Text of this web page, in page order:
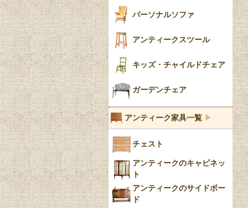
ミラー
花瓶おしゃれ
陶器の人形
キャンドルホルダー
バラスター
陶磁器の模様一覧
イマリ（IMARI）
ブルー＆ホワイト
ブルーウィローパターン
Blue）
YUAN
チンツ
パーソナルソファ
アンティークスツール
キッズ・チャイルドチェア
ガーデンチェア
アンティーク家具一覧
チェスト
アンティークのキャビネッ
ト
アンティークのサイドボー
ド